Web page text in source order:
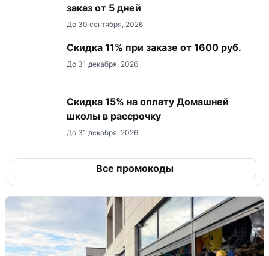
заказ от 5 дней
До 30 сентября, 2026
Скидка 11% при заказе от 1600 руб.
До 31 декабря, 2026
Скидка 15% на оплату Домашней
школы в рассрочку
До 31 декабря, 2026
Все промокоды